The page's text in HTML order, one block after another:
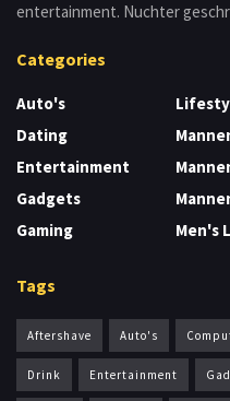
entertainment. Nuchter
Categories
Auto's
Dating
Entertainment
Gadgets
Gaming
Men's
Tags
Aftershave Auto's
Drink Entertainment